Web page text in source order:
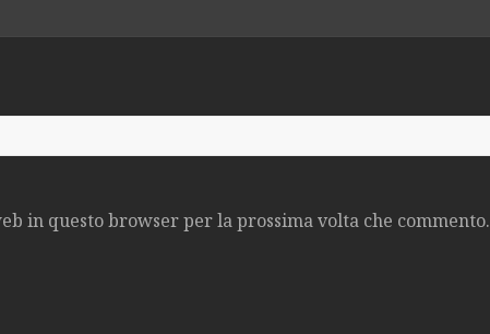
in questo browser per la prossima volta che commento.